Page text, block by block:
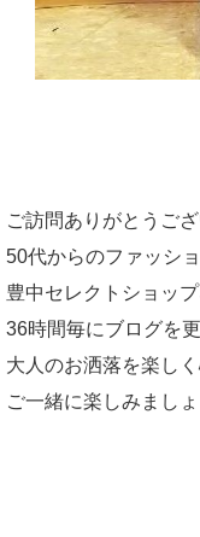
ご訪問ありがとうござ
50代からのファッシ
豊中セレクトショッ
36時間毎にブログを
大人のお洒落を楽しく
ご一緒に楽しみましょ